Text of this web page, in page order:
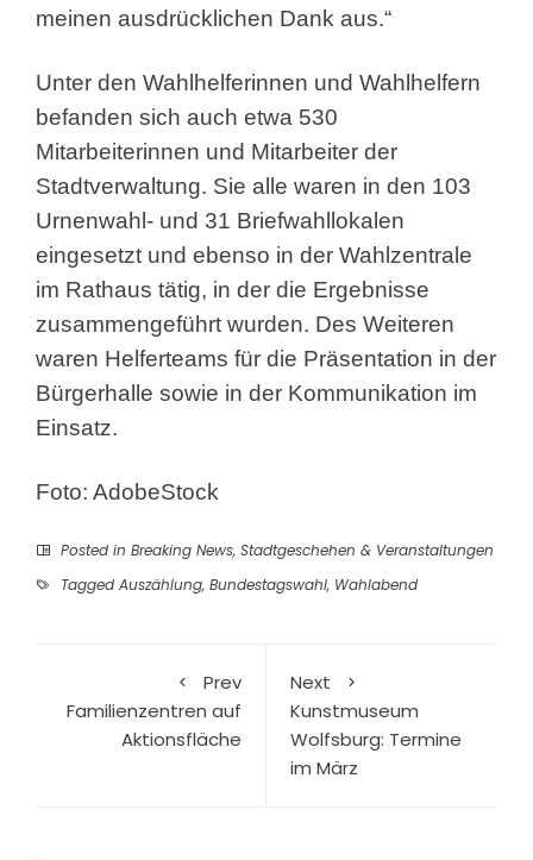
meinen ausdrücklichen Dank aus.“
Unter den Wahlhelferinnen und Wahlhelfern
befanden sich auch etwa 530
Mitarbeiterinnen und Mitarbeiter der
Stadtverwaltung. Sie alle waren in den 103
Urnenwahl- und 31 Briefwahllokalen
eingesetzt und ebenso in der Wahlzentrale
im Rathaus tätig, in der die Ergebnisse
zusammengeführt wurden. Des Weiteren
waren Helferteams für die Präsentation in der
Bürgerhalle sowie in der Kommunikation im
Einsatz.
Foto: AdobeStock
Posted in Breaking News, Stadtgeschehen & Veranstaltungen
Tagged Auszählung, Bundestagswahl, Wahlabend
Prev
Familienzentren auf
Aktionsfläche
Next
Kunstmuseum
Wolfsburg: Termine
im März